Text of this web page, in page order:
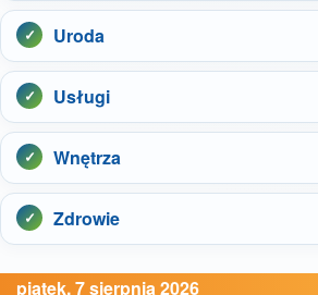
Uroda
Usługi
Wnętrza
Zdrowie
piątek, 7 sierpnia 2026